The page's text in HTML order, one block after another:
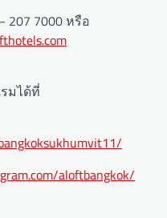
207 7000 หรือ
มได้ที่
aloftbangkok/